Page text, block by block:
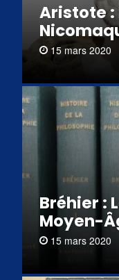
Aristote :
15 mars 2020
Bréhier :
Moyen-
15 mars 2020